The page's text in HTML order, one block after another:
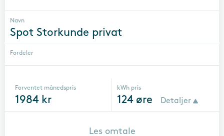
Navn
Spot Storkunde privat
Fordeler
Forventet månedspris
1984kr
kWh pris
124øre Detaljer
Les omtale